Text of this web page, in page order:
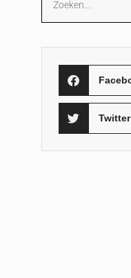
Twitter